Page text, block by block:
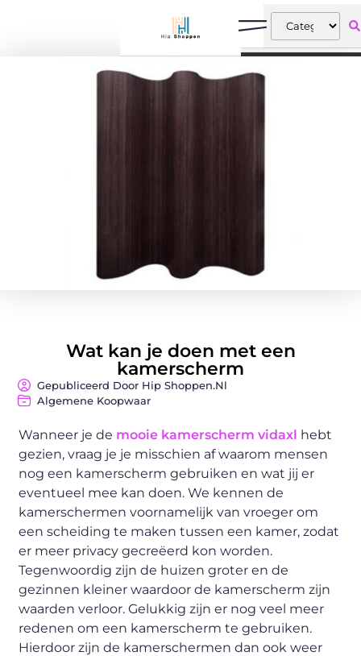
Wat kan je doen met een
kamerscherm
Gepubliceerd Door Hip Shoppen.nl
Algemene Koopwaar
Wanneer je de mooie kamerscherm vidaxl hebt
gezien, vraag je je misschien af waarom mensen
nog een kamerscherm gebruiken en wat jij er
eventueel mee kan doen. We kennen de
kamerschermen voornamelijk van vroeger om
een scheiding te maken tussen een kamer, zodat
er meer privacy gecreëerd kon worden.
Tegenwoordig zijn de huizen groter en de
gezinnen kleiner waardoor de kamerscherm zijn
waarden verloor. Gelukkig zijn er nog veel meer
redenen om een kamerscherm te gebruiken.
Hierdoor zijn de kamerschermen dan ook weer